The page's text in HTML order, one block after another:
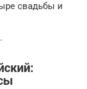
свадьбы и